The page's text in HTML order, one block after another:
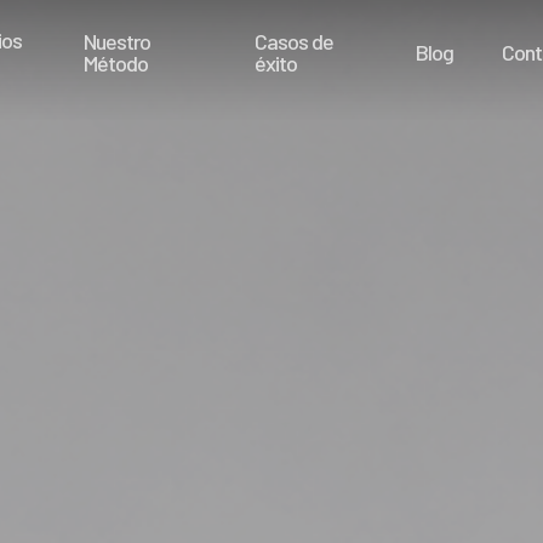
Nuestro
Método
Casos de
éxito
Blog